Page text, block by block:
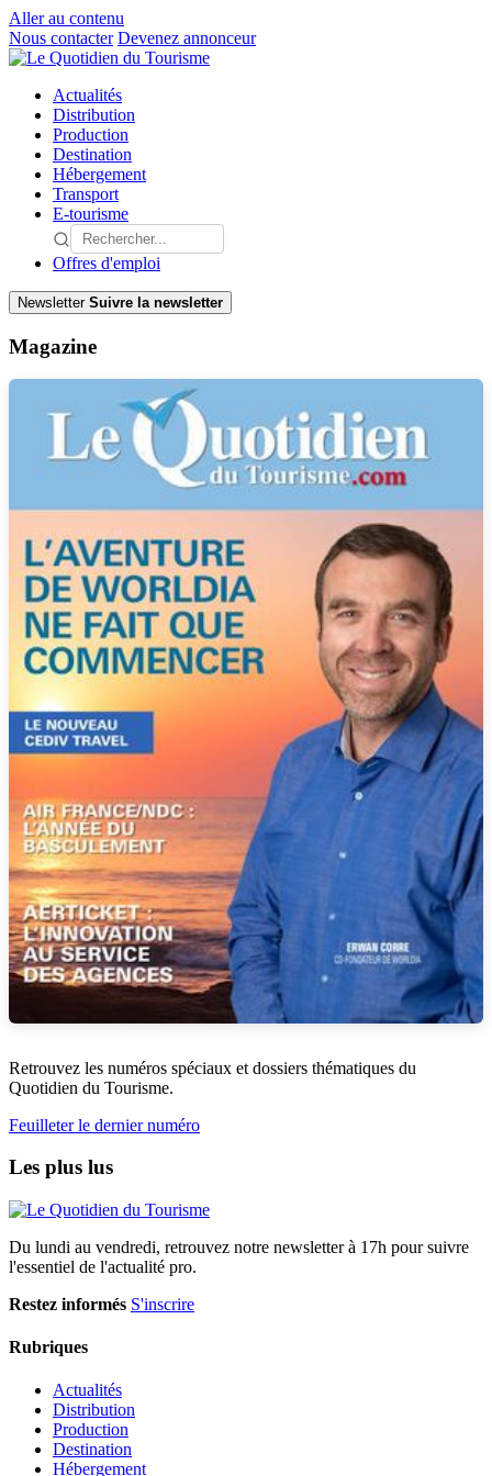
Aller au contenu
Nous contacter Devenez annonceur
Actualités
Distribution
Production
Destination
Hébergement
Transport
E-tourisme
Offres d'emploi
Newsletter Suivre la newsletter
Magazine
Retrouvez les numéros spéciaux et dossiers thématiques du
Quotidien du Tourisme.
Feuilleter le dernier numéro
Les plus lus
Du lundi au vendredi, retrouvez notre newsletter à 17h pour suivre
l'essentiel de l'actualité pro.
Restez informés S'inscrire
Rubriques
Actualités
Distribution
Production
Destination
Hébergement